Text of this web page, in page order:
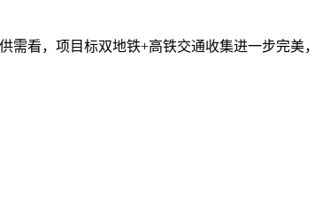
需看，项目标双地铁+高铁交通收集进一步完美